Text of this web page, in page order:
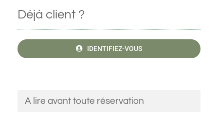
Déjà client ?
IDENTIFIEZ-VOUS
A lire avant toute réservation